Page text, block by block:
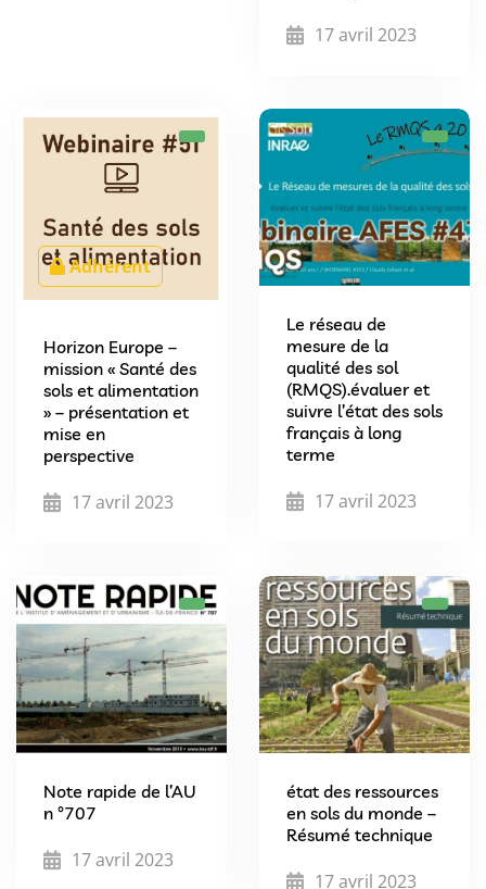
17 avril 2023
Adhérent
Horizon Europe –
mission « Santé des
sols et alimentation
» – présentation et
mise en
perspective
17 avril 2023
Le réseau de
mesure de la
qualité des sol
(RMQS).évaluer et
suivre l’état des sols
français à long
terme
17 avril 2023
Note rapide de l’AU
n °707
17 avril 2023
état des ressources
en sols du monde –
Résumé technique
17 avril 2023